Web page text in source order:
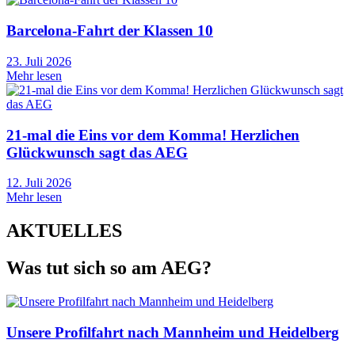
Barcelona-Fahrt der Klassen 10
23. Juli 2026
Mehr lesen
21-mal die Eins vor dem Komma! Herzlichen
Glückwunsch sagt das AEG
12. Juli 2026
Mehr lesen
AKTUELLES
Was tut sich so am AEG?
Unsere Profilfahrt nach Mannheim und Heidelberg